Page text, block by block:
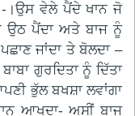
-।ਉਸ ਵੇਲੇ ਪੈਂਦੇ ਖਾਨ ਜੋ
ਉਠ ਪੈਂਦਾ ਅਤੇ ਬਾਜ ਨੂੰ
ਜਾਂਦਾ ਤੇ ਬੋਲਦਾ –
ਗੁਰਦਿਤਾ ਨੂੰ ਦਿੱਤਾ
ਭੁੱਲ ਬਖਸ਼ਾ ਲਵਾਂਗਾ
ਆਖਦਾ- ਅਸੀਂ ਬਾਜ